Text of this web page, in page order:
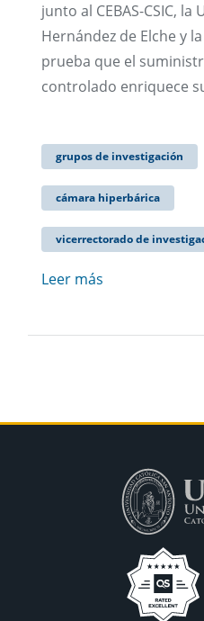
junto al CEBAS-CSIC,
Hernández de Elche y
prueba que el
controlado enriquece
grupos de investigación
cámara hiperbárica
vicerrectorado de
Leer más